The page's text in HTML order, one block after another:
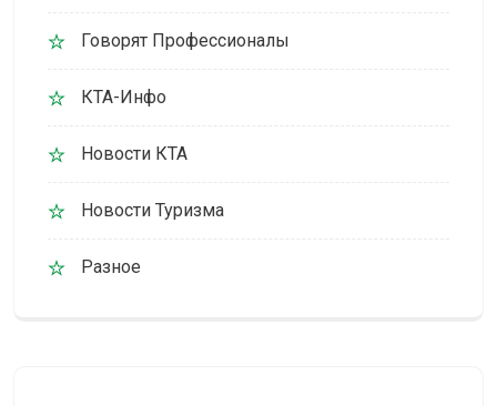
Говорят Профессионалы
КТА-Инфо
Новости КТА
Новости Туризма
Разное